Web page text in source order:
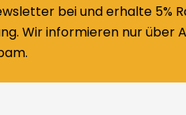
bei und erhalte 5%
Wir informieren nur über